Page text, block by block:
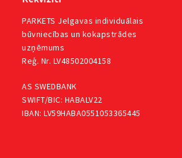
PARKETS Jelgavas individuālais
būvniecības un kokapstrādes
uzņēmums
Reģ. Nr. LV48502004158
AS SWEDBANK
SWIFT/BIC: HABALV22
IBAN: LV59HABA0551053365445